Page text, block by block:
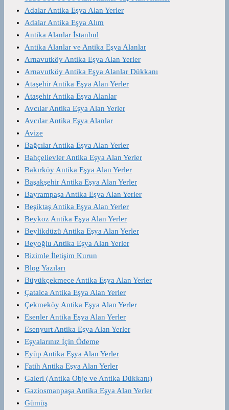
Adalar Antika Eşya Alan Yerler
Adalar Antika Eşya Alım
Antika Alanlar İstanbul
Antika Alanlar ve Antika Eşya Alanlar
Arnavutköy Antika Eşya Alan Yerler
Arnavutköy Antika Eşya Alanlar Dükkanı
Ataşehir Antika Eşya Alan Yerler
Ataşehir Antika Eşya Alanlar
Avcılar Antika Eşya Alan Yerler
Avcılar Antika Eşya Alanlar
Avize
Bağcılar Antika Eşya Alan Yerler
Bahçelievler Antika Eşya Alan Yerler
Bakırköy Antika Eşya Alan Yerler
Başakşehir Antika Eşya Alan Yerler
Bayrampaşa Antika Eşya Alan Yerler
Beşiktaş Antika Eşya Alan Yerler
Beykoz Antika Eşya Alan Yerler
Beylikdüzü Antika Eşya Alan Yerler
Beyoğlu Antika Eşya Alan Yerler
Bizimle İletişim Kurun
Blog Yazıları
Büyükçekmece Antika Eşya Alan Yerler
Çatalca Antika Eşya Alan Yerler
Çekmeköy Antika Eşya Alan Yerler
Esenler Antika Eşya Alan Yerler
Esenyurt Antika Eşya Alan Yerler
Eşyalarınız İçin Ödeme
Eyüp Antika Eşya Alan Yerler
Fatih Antika Eşya Alan Yerler
Galeri (Antika Obje ve Antika Dükkanı)
Gaziosmanpaşa Antika Eşya Alan Yerler
Gümüş